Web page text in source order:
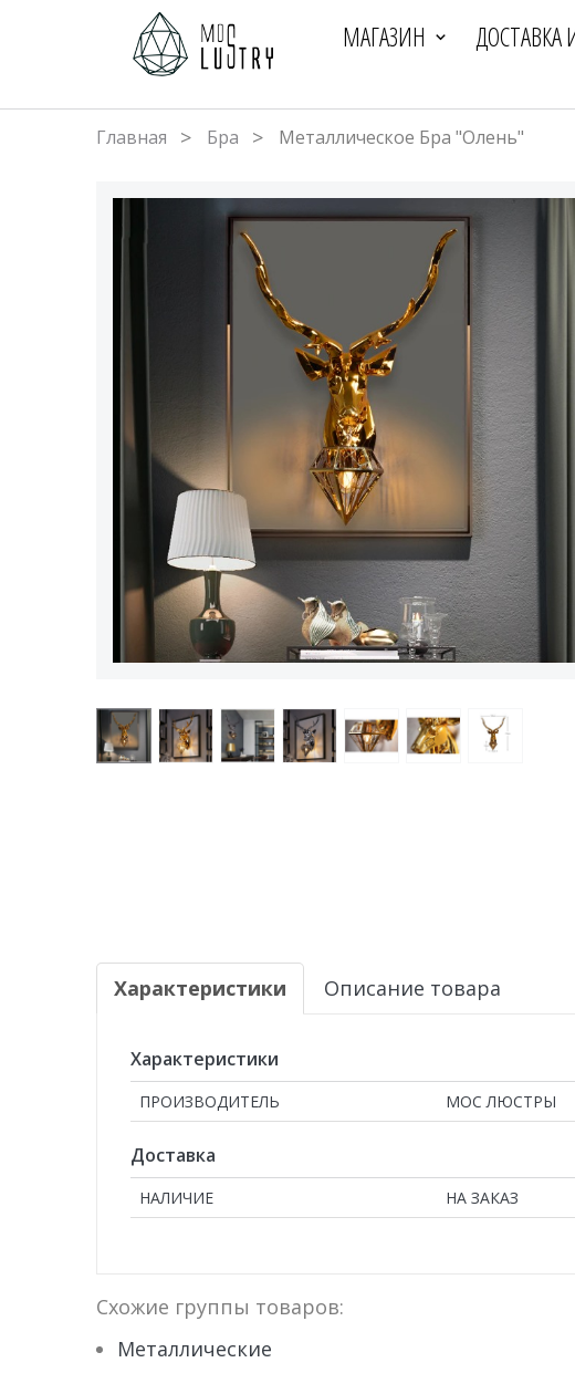
МАГАЗИН ДОСТАВКА
Главная Бра Металлическое Бра "Олень"
Характеристики Описание товара
Характеристики
ПРОИЗВОДИТЕЛЬ МОС ЛЮСТРЫ
Доставка
НАЛИЧИЕ НА ЗАКАЗ
Схожие группы товаров:
Металлические